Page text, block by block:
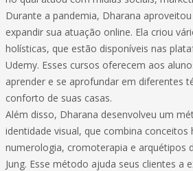
Durante a pandemia, Dharana
expandir sua atuação online. Ela criou
holísticas, que estão disponíveis nas
Udemy. Esses cursos oferecem aos
aprender e se aprofundar em diferentes
conforto de suas casas.
Além disso, Dharana desenvolveu um
identidade visual, que combina
numerologia, cromoterapia e arquétipos
Jung. Esse método ajuda seus clientes a